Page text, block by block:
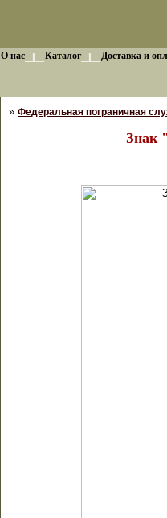
О нас Каталог Доставка и
» Федеральная пограничная
Знак